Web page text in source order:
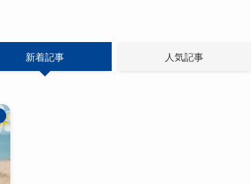
新着記事 人気記事